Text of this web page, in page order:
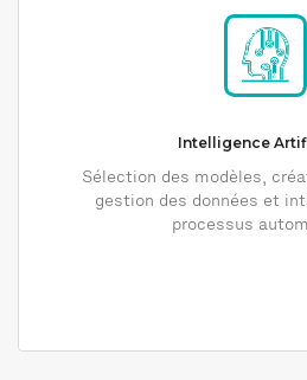
Intelligence
Sélection des modèles,
gestion des données et
processus